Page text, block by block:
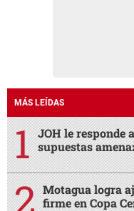
MÁS LEÍDAS
JOH le responde
supuestas
Motagua logra
firme en Copa